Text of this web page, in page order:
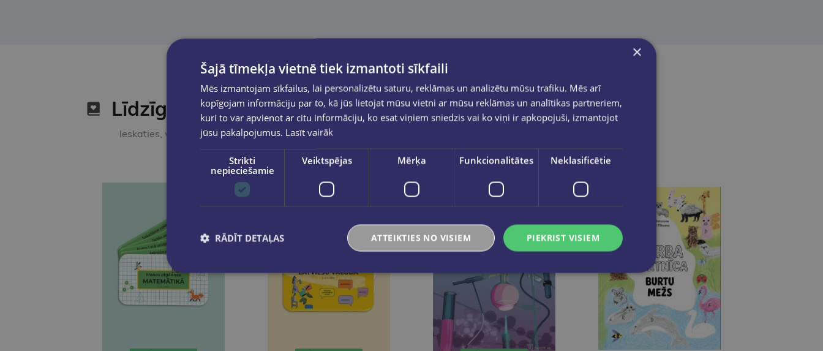
Līdzīgas preces
Ieskaties, varbūt noder
×
Šajā tīmekļa vietnē tiek izmantoti sīkfaili
Mēs izmantojam sīkfailus, lai personalizētu saturu, reklāmas un analizētu mūsu trafiku. Mēs arī
kopīgojam informāciju par to, kā jūs lietojat mūsu vietni ar mūsu reklāmas un analītikas partneriem,
kuri to var apvienot ar citu informāciju, ko esat viņiem sniedzis vai ko viņi ir apkopojuši, izmantojot
jūsu pakalpojumus. Lasīt vairāk
Strikti
nepieciešamie
Veiktspējas Mērķa Funkcionalitātes Neklasificētie
PIEKRIST VISIEM
ATTEIKTIES NO VISIEM
RĀDĪT DETAĻAS